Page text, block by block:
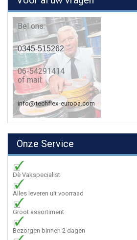
Bel ons:
0345-515262
06-54291414
of mail:
info@techflex-europa.com
Onze Service
Dè Vakspecialist
Alles leveren uit voorraad
Groot assortiment
Bezorgen binnen 2 dagen